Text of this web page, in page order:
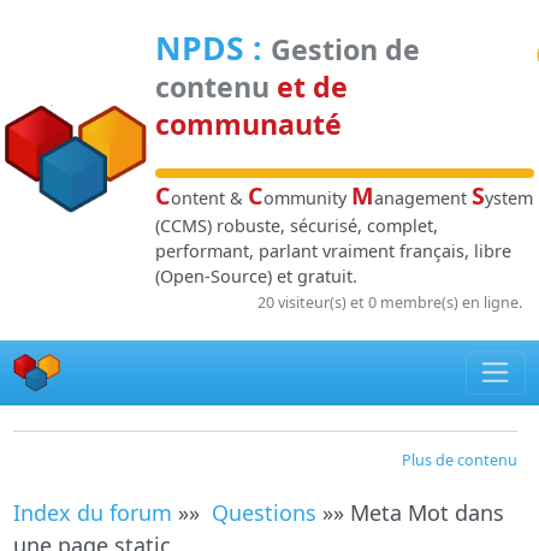
NPDS : Gestion de
contenu et de
communauté
Content & Community Management System
(CCMS) robuste, sécurisé, complet,
performant, parlant vraiment français, libre
(Open-Source) et gratuit.
20 visiteur(s) et 0 membre(s) en ligne.
Plus de contenu
Index du forum »» Questions »» Meta Mot dans
une page static